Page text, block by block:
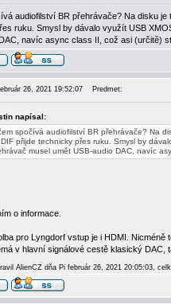
audiofilství BR přehrávače? Na disku
ruku. Smysl by dávalo využít USB
navíc async class II, což asi (určitě)
26, 2021 19:52:07 Predmet:
napísal:
spočívá audiofilství BR přehrávače? Na
přijde technicky přes ruku. Smysl by
musel umět USB-audio DAC, navíc
o informace.
pro Lyngdorf vstup je i HDMI.
v hlavní signálové cestě klasický DAC,
AlienCZ dňa Pi február 26, 2021 20:05:03,